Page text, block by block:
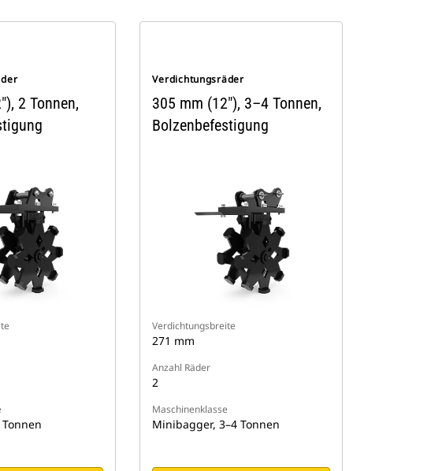
2 Tonnen,
Verdichtungsräder
305 mm (12"), 3–4 Tonnen,
Bolzenbefestigung
Verdichtungsbreite
271 mm
Anzahl Räder
2
Maschinenklasse
Minibagger, 3–4 Tonnen